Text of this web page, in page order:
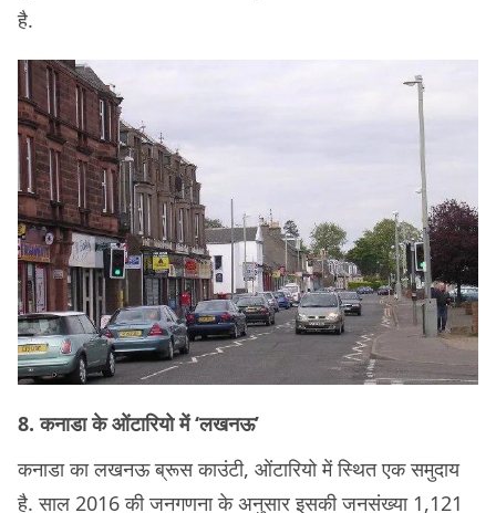
है.
8. कनाडा के ओंटारियो में ‘लखनऊ’
कनाडा का लखनऊ ब्रूस काउंटी, ओंटारियो में स्थित एक समुदाय
है. साल 2016 की जनगणना के अनुसार इसकी जनसंख्‍या 1,121